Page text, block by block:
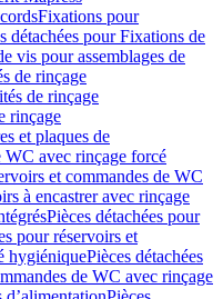
Fixations pour
détachées pour Fixations de
vis pour assemblages de
de rinçage
de rinçage
rinçage
et plaques de
WC avec rinçage forcé
et commandes de WC
à encastrer avec rinçage
Pièces détachées pour
pour réservoirs et
hygiéniquePièces détachées
de WC avec rinçage